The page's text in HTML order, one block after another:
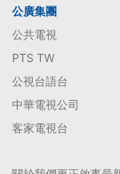
公廣集團
公共電視
PTS TW
公視台語台
中華電視公司
客家電視台